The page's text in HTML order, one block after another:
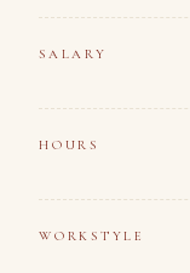
SALARY
HOURS
WORKSTYLE